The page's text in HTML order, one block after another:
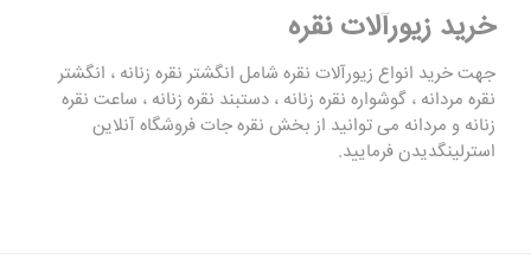
خرید زیورآلات نقره
جهت خرید انواع زیورآلات نقره شامل انگشتر نقره زنانه ، انگشتر
نقره مردانه ، گوشواره نقره زنانه ، دستبند نقره زنانه ، ساعت نقره
زنانه و مردانه می توانید از بخش نقره جات فروشگاه آنلاین
استرلینگدیدن فرمایید.